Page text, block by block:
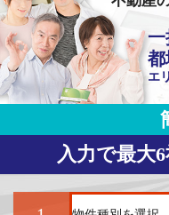
一
都
エ
入力で最大